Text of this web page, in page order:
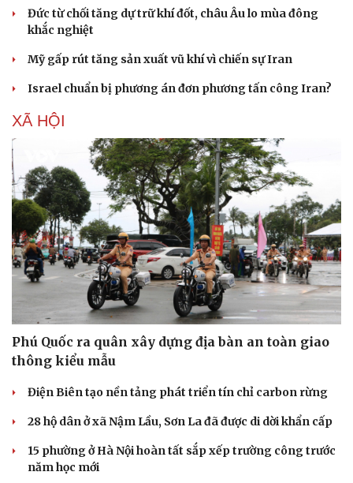
Đức từ chối tăng dự trữ khí đốt, châu Âu lo mùa đông
khắc nghiệt
Mỹ gấp rút tăng sản xuất vũ khí vì chiến sự Iran
Israel chuẩn bị phương án đơn phương tấn công Iran?
XÃ HỘI
Phú Quốc ra quân xây dựng địa bàn an toàn giao
thông kiểu mẫu
Điện Biên tạo nền tảng phát triển tín chỉ carbon rừng
28 hộ dân ở xã Nậm Lầu, Sơn La đã được di dời khẩn cấp
15 phường ở Hà Nội hoàn tất sắp xếp trường công trước
năm học mới